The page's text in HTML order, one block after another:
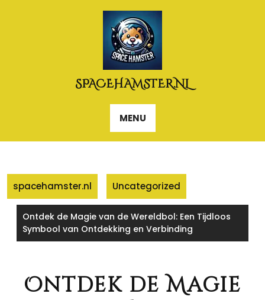
SPACEHAMSTER.NL
MENU
spacehamster.nl Uncategorized
Ontdek de Magie van de Wereldbol: Een Tijdloos
Symbool van Ontdekking en Verbinding
Ontdek de Magie